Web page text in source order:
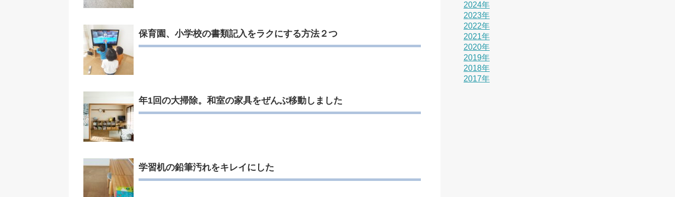
保育園、小学校の書類記入をラクにする方法２つ
年1回の大掃除。和室の家具をぜんぶ移動しました
学習机の鉛筆汚れをキレイにした
2024年
2023年
2022年
2021年
2020年
2019年
2018年
2017年